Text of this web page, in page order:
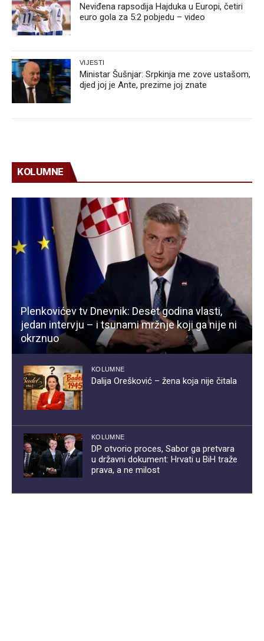
Neviđena rapsodija Hajduka u Europi, četiri
euro gola za 5:2 pobjedu – video
VIJESTI
Ministar Šušnjar: Srpkinja me zove ustašom,
djed joj je Ante, prezime joj znate
KOLUMNE
Plenkovićev tv Dnevnik: Deset godina vlasti,
jedan intervju – i tsunami mržnje koji ga nije ni
okrznuo
KOLUMNE
Dalija Orešković – žena koja nije čitala
KOLUMNE
DP otvorio proces, Sabor ga pretvara
u državni dokument: Hrvati u BiH traže
prava, a ne milost